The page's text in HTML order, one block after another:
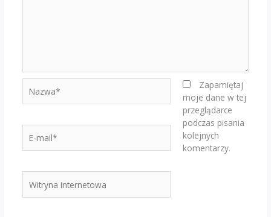
mail*
internetowa
Zapamiętaj
moje dane w tej
przeglądarce
podczas pisania
kolejnych
komentarzy.